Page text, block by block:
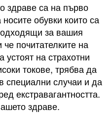
здраве са на първо
обувки които са
за вашия
почитателките на
устоят на страхотни
токове, трябва да
специални случаи и да
екстравагантността.
здраве.